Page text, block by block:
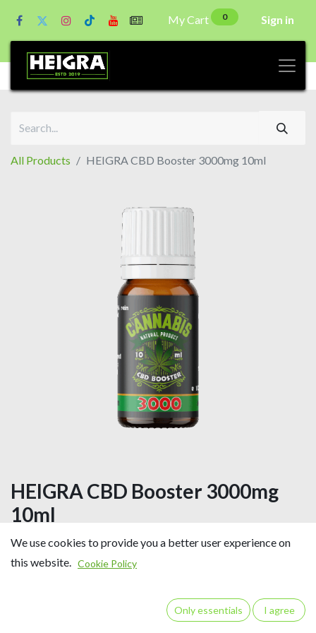
My Cart 0 Sign in
All Products HEIGRA CBD Booster 3000mg 10ml
HEIGRA CBD Booster 3000mg
10ml
Unser Booster kann mit jedem Handelsüblichen Liquid
gemischt werden. So hat der Dampfer sein gewohntes
Der Kauf von Standardliquids mit CBD ist meist unvorteilhaft
We use cookies to provide you a better user experience on
this website. Cookie Policy
Only essentials I agree